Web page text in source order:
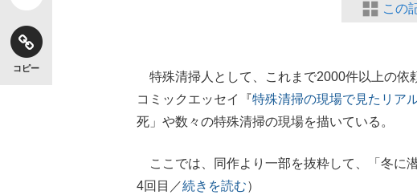
コピー
この
特殊清掃人として、これまで2000件以上の依
コミックエッセイ『特殊清掃の現場で見たリア
死」や数々の特殊清掃の現場を描いている。
ここでは、同作より一部を抜粋して、「冬に
4回目／続きを読む）